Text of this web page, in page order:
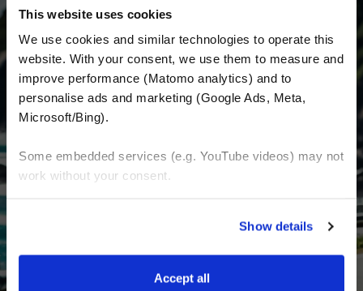
This website uses cookies
We use cookies and similar technologies to operate this
website. With your consent, we use them to measure and
improve performance (Matomo analytics) and to
personalise ads and marketing (Google Ads, Meta,
Microsoft/Bing).
Some embedded services (e.g. YouTube videos) may not
work without your consent.
manage your preferences. You can change your choice
at any time via “Cookie settings” in the footer. For more
Privacy & Cookie Policy
Show details
Accept all
HAZTE PARTE DE NOSOTROS Y COMIENZA
TU SUEÑO
Recibe las últimas noticias, las últimas ofertas
e información detallada sobre nosotros y todo
mundo.